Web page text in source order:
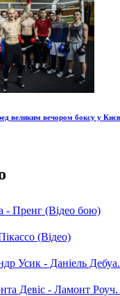
великим вечором боксу у
- Пренг (Відео бою)
(Відео)
Усик - Даніель
Девіс - Ламонт